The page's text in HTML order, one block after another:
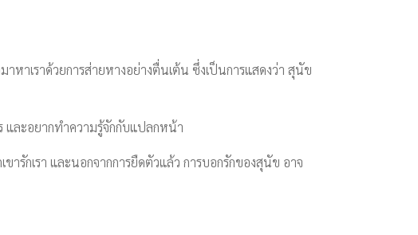
หาเราด้วยการส่ายหางอย่างตื่นเต้น ซึ่งเป็นการแสดงว่า สุนัข
ละอยากทำความรู้จักกับแปลกหน้า
รักเรา และนอกจากการยืดตัวแล้ว การบอกรักของสุนัข อาจ